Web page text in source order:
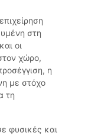
στη
οι
χώρο,
η
με στόχο
τη
φυσικές και